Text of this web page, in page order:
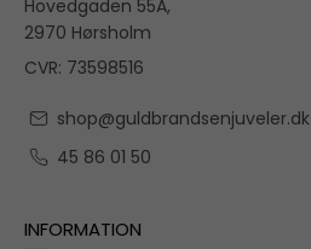
Hovedgaden 55A,
2970 Hørsholm
CVR: 73598516
shop@guldbrandsenjuveler.dk
45 86 01 50
INFORMATION